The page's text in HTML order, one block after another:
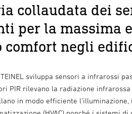
collaudata dei
per la massima
comfort negli
sviluppa sensori a infrarossi
PIR rilevano la radiazione
in modo efficiente